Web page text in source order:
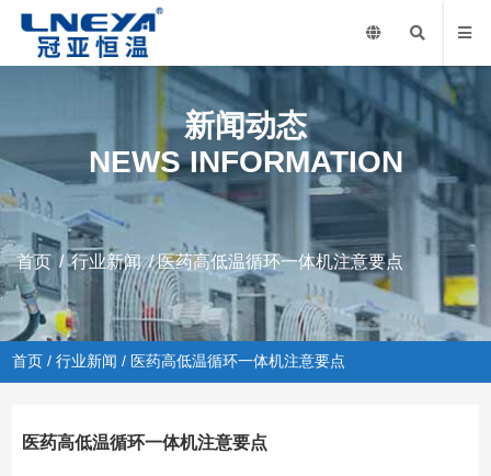
新闻动态
NEWS INFORMATION
首页 /行业新闻/ 医药高低温循环一体机注意要点
首页 /行业新闻 / 医药高低温循环一体机注意要点
医药高低温循环一体机注意要点